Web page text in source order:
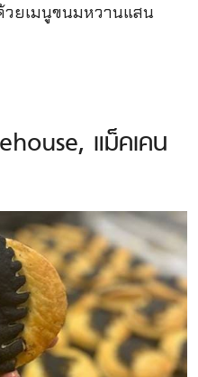
ยเมนูขนมหวานแสน
แม็คเคน